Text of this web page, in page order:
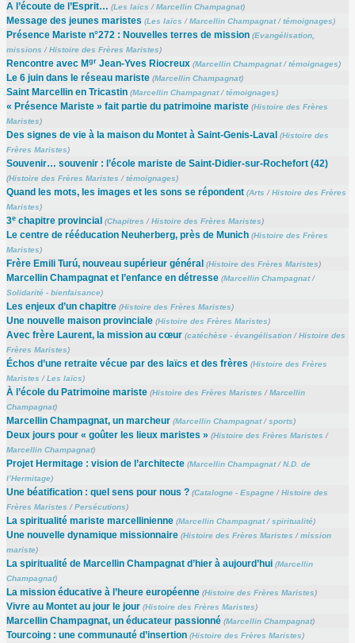
A l’écoute de l’Esprit… (Les laïcs /Marcellin Champagnat)
Message des jeunes maristes (Les laïcs /Marcellin Champagnat/témoignages)
Présence Mariste n°272 : Nouvelles terres de mission (Evangélisation,
missions /Histoire des Frères Maristes)
Rencontre avec MgrJean-Yves Riocreux (Marcellin Champagnat/témoignages)
Le 6 juin dans le réseau mariste (Marcellin Champagnat)
Saint Marcellin en Tricastin (Marcellin Champagnat/témoignages)
« Présence Mariste » fait partie du patrimoine mariste (Histoire des Frères
Maristes)
Des signes de vie à la maison du Montet à Saint-Genis-Laval (Histoire des
Frères Maristes)
Souvenir… souvenir : l’école mariste de Saint-Didier-sur-Rochefort (42)
(Histoire des Frères Maristes /témoignages)
Quand les mots, les images et les sons se répondent (Arts /Histoire des Frères
Maristes)
3echapitre provincial (Chapitres /Histoire des Frères Maristes)
Le centre de rééducation Neuherberg, près de Munich (Histoire des Frères
Maristes)
Frère Emili Turú, nouveau supérieur général (Histoire des Frères Maristes)
Marcellin Champagnat et l’enfance en détresse (Marcellin Champagnat/
Solidarité - bienfaisance)
Les enjeux d’un chapitre (Histoire des Frères Maristes)
Une nouvelle maison provinciale (Histoire des Frères Maristes)
Avec frère Laurent, la mission au cœur (catéchèse - évangélisation/Histoire des
Frères Maristes)
Échos d’une retraite vécue par des laïcs et des frères (Histoire des Frères
Maristes /Les laïcs)
À l’école du Patrimoine mariste (Histoire des Frères Maristes /Marcellin
Champagnat)
Marcellin Champagnat, un marcheur (Marcellin Champagnat/sports)
Deux jours pour « goûter les lieux maristes » (Histoire des Frères Maristes /
Marcellin Champagnat)
Projet Hermitage : vision de l’architecte (Marcellin Champagnat/N.D. de
l’Hermitage)
Une béatification : quel sens pour nous ? (Catalogne - Espagne/Histoire des
Frères Maristes /Persécutions)
La spiritualité mariste marcellinienne (Marcellin Champagnat/spiritualité)
Une nouvelle dynamique missionnaire (Histoire des Frères Maristes /mission
mariste)
La spiritualité de Marcellin Champagnat d’hier à aujourd’hui (Marcellin
Champagnat)
La mission éducative à l’heure européenne (Histoire des Frères Maristes)
Vivre au Montet au jour le jour (Histoire des Frères Maristes)
Marcellin Champagnat, un éducateur passionné (Marcellin Champagnat)
Tourcoing : une communauté d’insertion (Histoire des Frères Maristes)